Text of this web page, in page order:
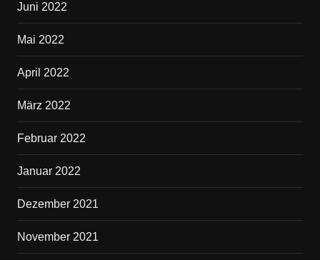
Juni 2022
Mai 2022
April 2022
März 2022
Februar 2022
Januar 2022
Dezember 2021
November 2021